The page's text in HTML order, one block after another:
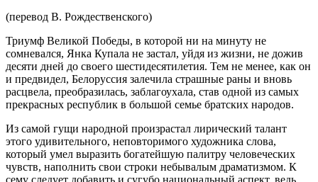
(перевод В. Рождественского)
Триумф Великой Победы, в которой ни на минуту не
сомневался, Янка Купала не застал, уйдя из жизни, не дожив
десяти дней до своего шестидесятилетия. Тем не менее, как он
и предвидел, Белоруссия залечила страшные раны и вновь
расцвела, преобразилась, заблагоухала, став одной из самых
прекрасных республик в большой семье братских народов.
Из самой гущи народной произрастал лирический талант
этого удивительного, неповторимого художника слова,
который умел выразить богатейшую палитру человеческих
чувств, наполнить свои строки небывалым драматизмом. К
сему следует добавить и сугубо национальный аспект, ведь,